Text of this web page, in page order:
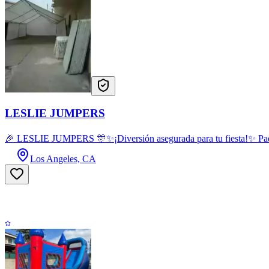
LESLIE JUMPERS
🎉 LESLIE JUMPERS 🎊✨¡Diversión asegurada para tu fiesta!✨
Los Angeles, CA